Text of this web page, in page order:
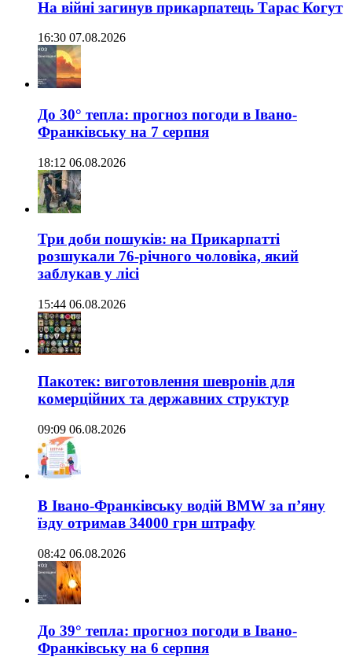
На війні загинув прикарпатець Тарас Когут
16:30 07.08.2026
До 30° тепла: прогноз погоди в Івано-
Франківську на 7 серпня
18:12 06.08.2026
Три доби пошуків: на Прикарпатті
розшукали 76-річного чоловіка, який
заблукав у лісі
15:44 06.08.2026
Пакотек: виготовлення шевронів для
комерційних та державних структур
09:09 06.08.2026
В Івано-Франківську водій BMW за п’яну
їзду отримав 34000 грн штрафу
08:42 06.08.2026
До 39° тепла: прогноз погоди в Івано-
Франківську на 6 серпня